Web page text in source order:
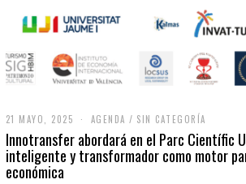
21 MAYO, 2025
M
A
Y
AGENDA / SIN CATEGORÍA
Innotransfer abordará en el Parc Científic
inteligente y transformador como motor
económica